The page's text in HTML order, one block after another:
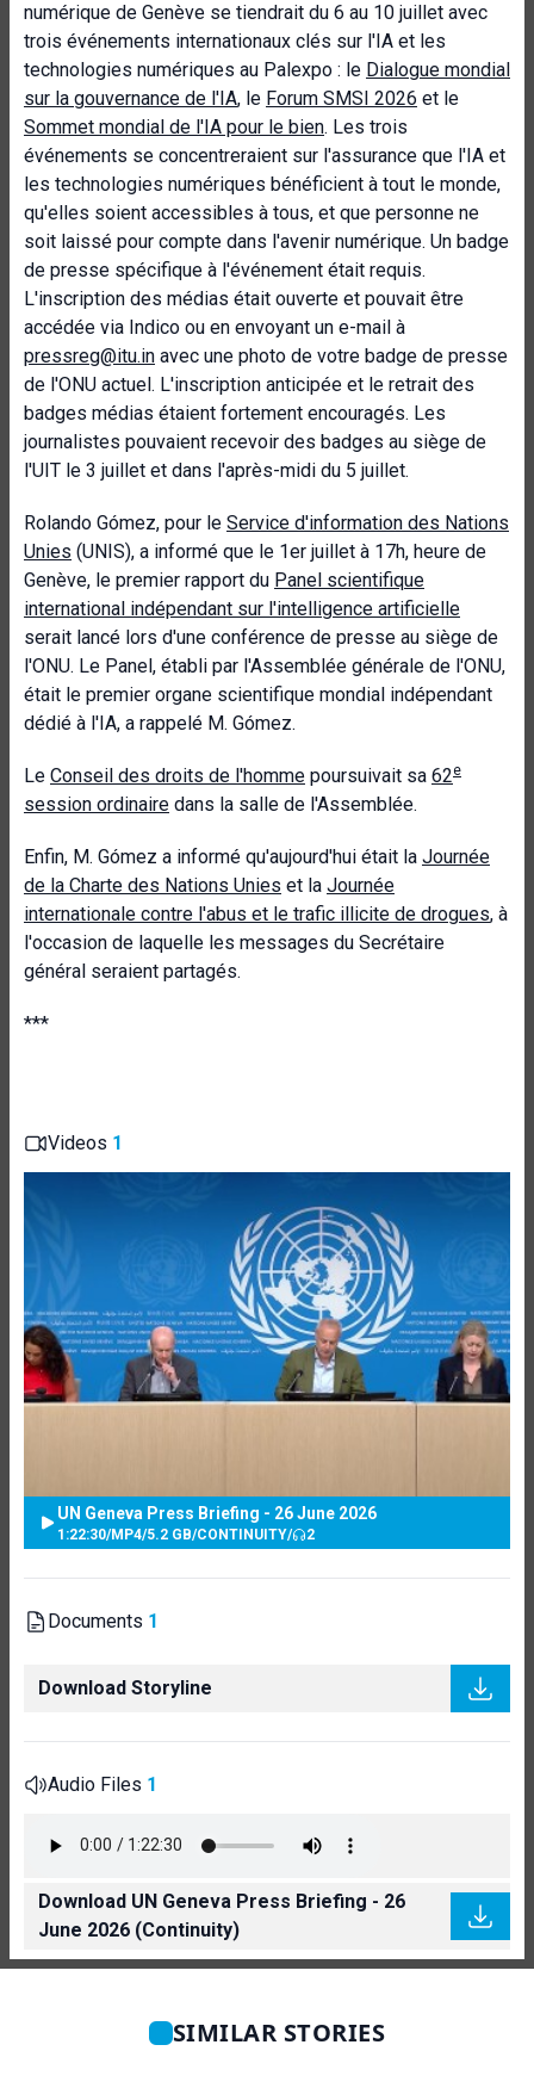
numérique de Genève se tiendrait du 6 au 10 juillet avec
trois événements internationaux clés sur l'IA et les
technologies numériques au Palexpo : le Dialogue mondial
sur la gouvernance de l'IA, le Forum SMSI 2026 et le
Sommet mondial de l'IA pour le bien. Les trois
événements se concentreraient sur l'assurance que l'IA et
les technologies numériques bénéficient à tout le monde,
qu'elles soient accessibles à tous, et que personne ne
soit laissé pour compte dans l'avenir numérique. Un badge
de presse spécifique à l'événement était requis.
L'inscription des médias était ouverte et pouvait être
accédée via Indico ou en envoyant un e-mail à
pressreg@itu.in avec une photo de votre badge de presse
de l'ONU actuel. L'inscription anticipée et le retrait des
badges médias étaient fortement encouragés. Les
journalistes pouvaient recevoir des badges au siège de
l'UIT le 3 juillet et dans l'après-midi du 5 juillet.
Rolando Gómez, pour le Service d'information des Nations
Unies (UNIS), a informé que le 1er juillet à 17h, heure de
Genève, le premier rapport du Panel scientifique
international indépendant sur l'intelligence artificielle
serait lancé lors d'une conférence de presse au siège de
l'ONU. Le Panel, établi par l'Assemblée générale de l'ONU,
était le premier organe scientifique mondial indépendant
dédié à l'IA, a rappelé M. Gómez.
Le Conseil des droits de l'homme poursuivait sa 62e
session ordinaire dans la salle de l'Assemblée.
Enfin, M. Gómez a informé qu'aujourd'hui était la Journée
de la Charte des Nations Unies et la Journée
internationale contre l'abus et le trafic illicite de drogues, à
l'occasion de laquelle les messages du Secrétaire
général seraient partagés.
***
Videos 1
UN Geneva Press Briefing - 26 June 2026
1:22:30/MP4/5.2 GB/CONTINUITY/ 2
Documents 1
Download Storyline
Audio Files 1
Download UN Geneva Press Briefing - 26
June 2026 (Continuity)
SIMILAR STORIES